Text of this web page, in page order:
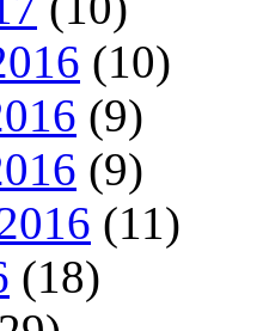
(10)
(9)
(9)
(11)
(18)